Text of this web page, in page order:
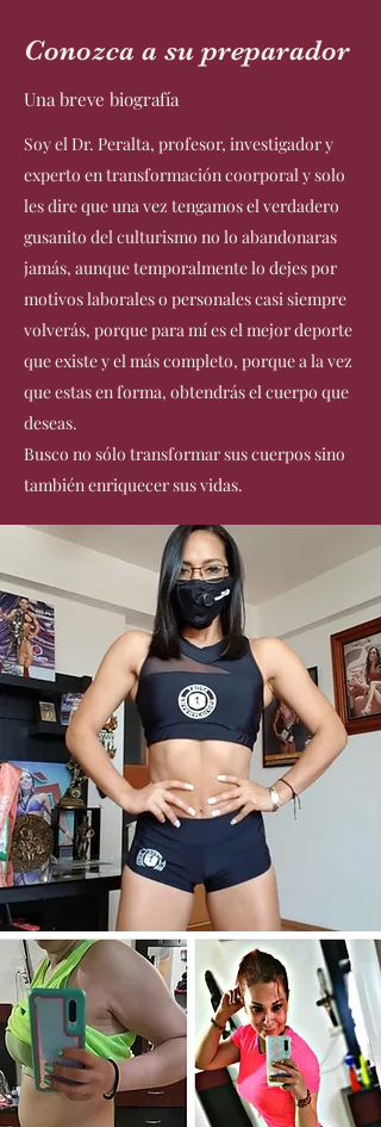
Conozca a su preparador
Una breve biografía
Soy el Dr. Peralta, profesor, investigador y
experto en transformación coorporal y solo
les dire que una vez tengamos el verdadero
gusanito del culturismo no lo abandonaras
jamás, aunque temporalmente lo dejes por
motivos laborales o personales casi siempre
volverás, porque para mí es el mejor deporte
que existe y el más completo, porque a la vez
que estas en forma, obtendrás el cuerpo que
deseas.
Busco no sólo transformar sus cuerpos sino
también enriquecer sus vidas.